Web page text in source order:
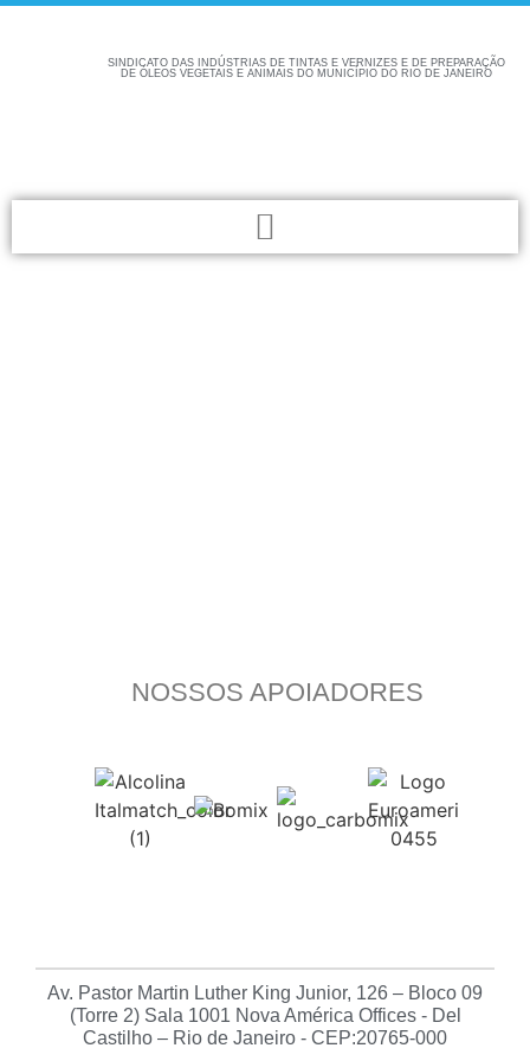
SINDICATO DAS INDÚSTRIAS DE TINTAS E VERNIZES E DE PREPARAÇÃO
DE ÓLEOS VEGETAIS E ANIMAIS DO MUNICÍPIO DO RIO DE JANEIRO
NOSSOS APOIADORES
Av. Pastor Martin Luther King Junior, 126 – Bloco 09
(Torre 2) Sala 1001 Nova América Offices - Del
Castilho – Rio de Janeiro - CEP:20765-000